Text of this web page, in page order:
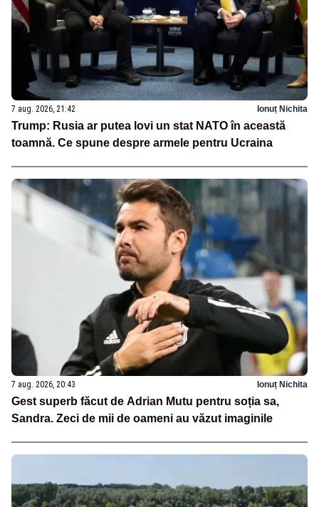
7 aug. 2026, 21:42 Ionuț Nichita
Trump: Rusia ar putea lovi un stat NATO în această
toamnă. Ce spune despre armele pentru Ucraina
7 aug. 2026, 20:43 Ionuț Nichita
Gest superb făcut de Adrian Mutu pentru soția sa,
Sandra. Zeci de mii de oameni au văzut imaginile